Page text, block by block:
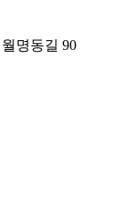
명동길 90